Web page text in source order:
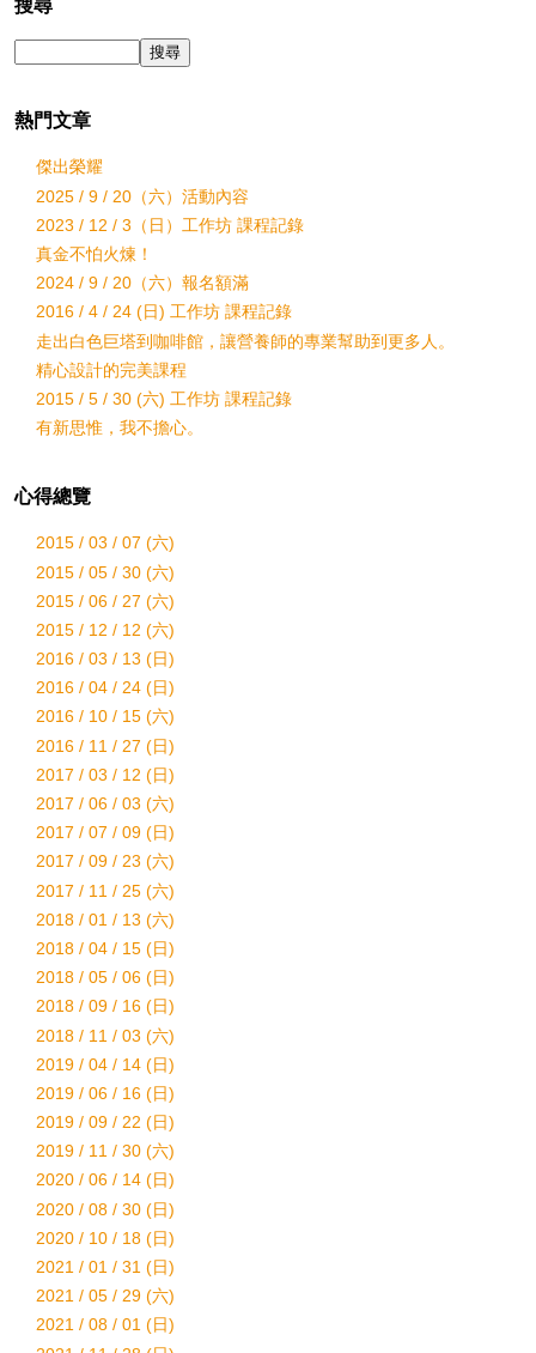
搜尋
熱門文章
傑出榮耀
2025 / 9 / 20（六）活動內容
2023 / 12 / 3（日）工作坊 課程記錄
真金不怕火煉！
2024 / 9 / 20（六）報名額滿
2016 / 4 / 24 (日) 工作坊 課程記錄
走出白色巨塔到咖啡館，讓營養師的專業幫助到更多人。
精心設計的完美課程
2015 / 5 / 30 (六) 工作坊 課程記錄
有新思惟，我不擔心。
心得總覽
2015 / 03 / 07 (六)
2015 / 05 / 30 (六)
2015 / 06 / 27 (六)
2015 / 12 / 12 (六)
2016 / 03 / 13 (日)
2016 / 04 / 24 (日)
2016 / 10 / 15 (六)
2016 / 11 / 27 (日)
2017 / 03 / 12 (日)
2017 / 06 / 03 (六)
2017 / 07 / 09 (日)
2017 / 09 / 23 (六)
2017 / 11 / 25 (六)
2018 / 01 / 13 (六)
2018 / 04 / 15 (日)
2018 / 05 / 06 (日)
2018 / 09 / 16 (日)
2018 / 11 / 03 (六)
2019 / 04 / 14 (日)
2019 / 06 / 16 (日)
2019 / 09 / 22 (日)
2019 / 11 / 30 (六)
2020 / 06 / 14 (日)
2020 / 08 / 30 (日)
2020 / 10 / 18 (日)
2021 / 01 / 31 (日)
2021 / 05 / 29 (六)
2021 / 08 / 01 (日)